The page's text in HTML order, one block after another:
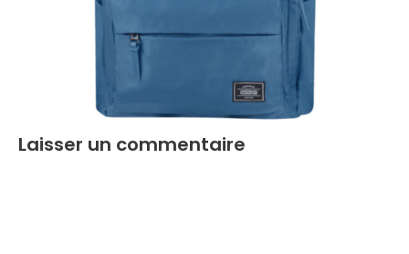
Laisser un commentaire